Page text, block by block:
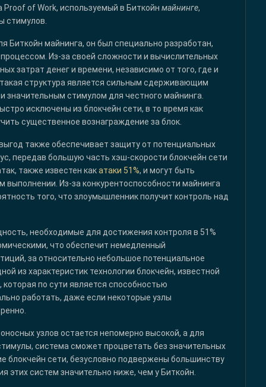
of Work, используемый в Биткойн майнинге,
стимулов.
Биткойн майнинга, он был специально разработан,
Из-за своей сложности и вычислительных
затрат денег и времени, независимо от того, где и
структура является сильным сдерживающим
стимулом для честного майнинга.
исключены из блокчейн сети, в то время как
существенное вознаграждение за блок.
также обеспечивает защиту от потенциальных
передав большую часть хэш-скорости блокчейн сети
также известен какатаки 51%, и могут быть
Из-за конкурентоспособности майнинга
того, что злоумышленник получит контроль над
необходимые для достижения контроля в 51%
что обеспечит немедленный
за относительно небольшое потенциальное
из характеристик технологии блокчейн, известной
, которая по сути является способностью
работать, даже если некоторые узлы
узлов остается непомерно высокой, а для
система сможет процветать без значительных
блокчейн сети, безусловно подвержены большинству
этих систем значительно ниже, чем у Биткойн.